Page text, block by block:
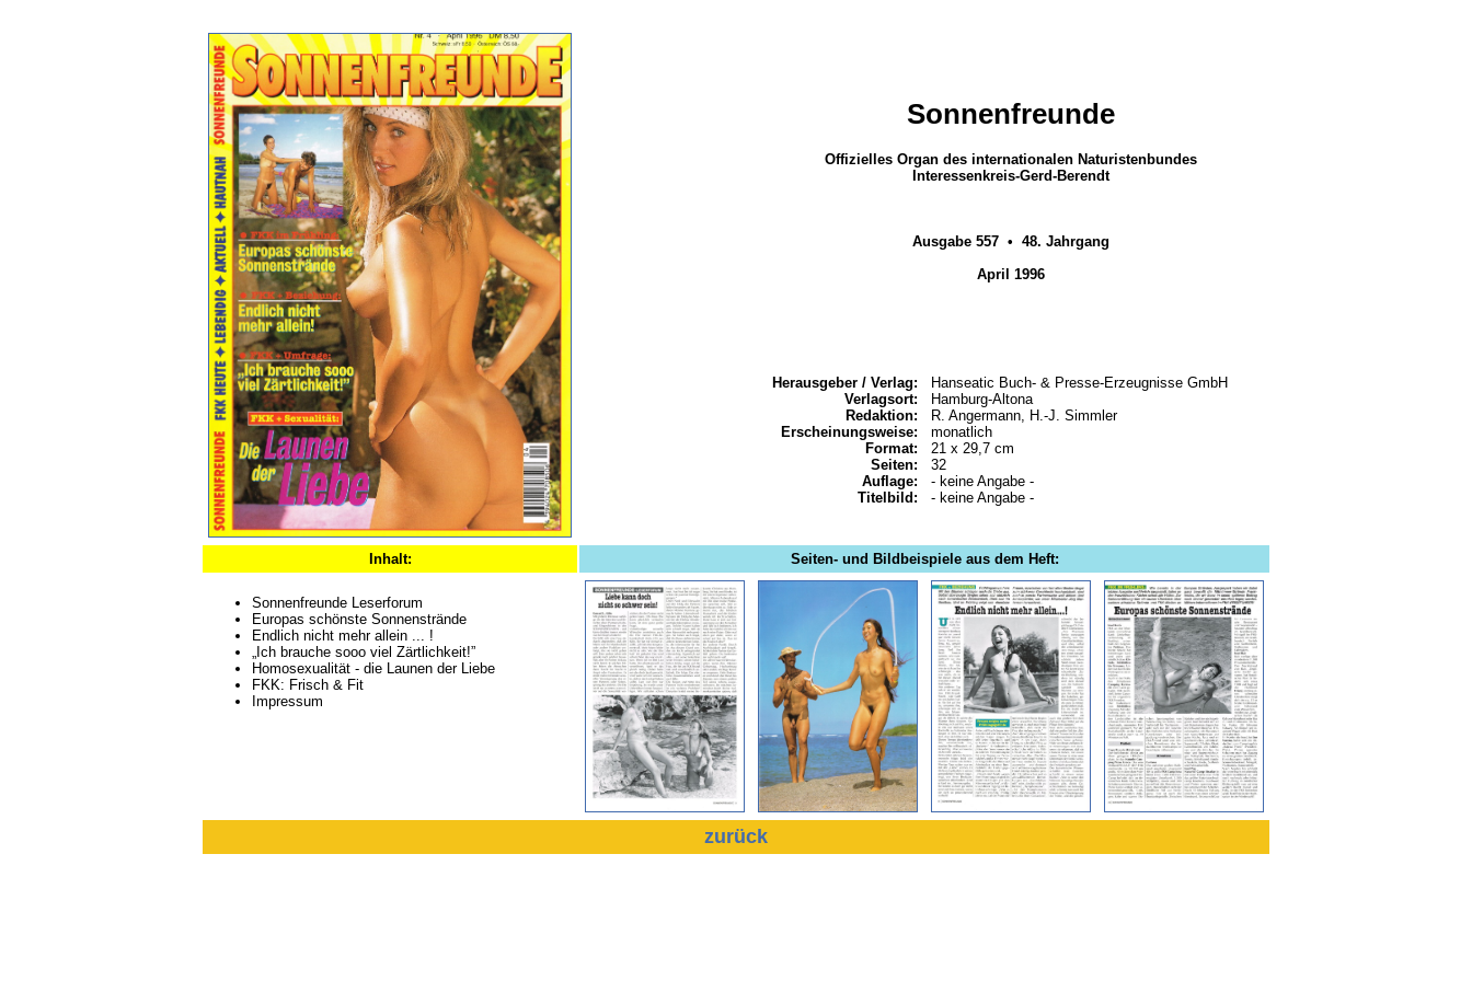
Sonnenfreunde
Offizielles Organ des internationalen Naturistenbundes
Interessenkreis-Gerd-Berendt
Ausgabe 557 • 48. Jahrgang
April 1996
Herausgeber / Verlag:
Verlagsort:
Redaktion:
Erscheinungsweise:
Format:
Seiten:
Auflage:
Titelbild:
Hanseatic Buch- & Presse-Erzeugnisse GmbH
Hamburg-Altona
R. Angermann, H.-J. Simmler
monatlich
21 x 29,7 cm
32
- keine Angabe -
- keine Angabe -
Inhalt: Seiten- und Bildbeispiele aus dem Heft:
Sonnenfreunde Leserforum
Europas schönste Sonnenstrände
Endlich nicht mehr allein ... !
„Ich brauche sooo viel Zärtlichkeit!”
Homosexualität - die Launen der Liebe
FKK: Frisch & Fit
Impressum
zurück